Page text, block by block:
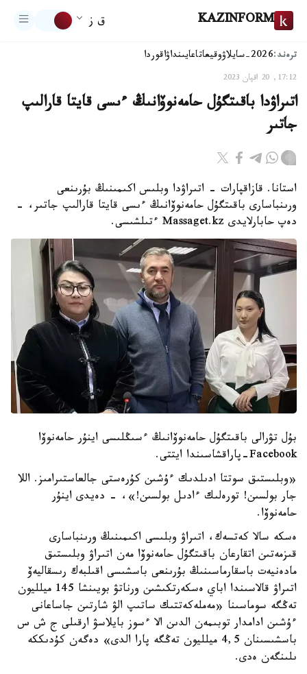
KAZINFORM ق ز
ترەند:2026-سايلاۋ وقيعاتاعايىنداۋاقوردا
17:12, 20 اقپان 2023
اتىراۋدا باقىتگۇل حامەنوۆانىڭ ءىسى قايتا قارالىپ
جاتىر
استانا. قازاقپارات - اتىراۋدا وبلىس اكىمىنىڭ بۇرىنعى
ورىنباسارى باقىتگۇل حامەنوۆانىڭ ءىسى قايتا قارالىپ جاتىر، -
دەپ حابارلايدى Massaget.kz ءتىلشىسى.
بۇل تۋرالى باقىتگۇل حامەنوۆانىڭ ءسىڭلىسى اينۇر حامەنوۆا
Facebook-پاراقشاسىندا ايتتى.
«وبلىستىق سوتتا ادىلدىك ءۇشىن كۇرەستى جالعاستىرامىز. اللا
جار بولسىن! تورەلىك ءادىل بولسىن!»، - دەيدى اينۇر
حامەنوۆا.
ەسكە سالا كەتسەك، اتىراۋ وبلىسى اكىمىنىڭ ورىنباسارى
قىزمەتىن اتقارعان باقىتگۇل حامەنوۆا مەن اتىراۋ وبلىستىق
مادەنيەت باسقارماسىنىڭ بۇرىنعى باسشىسى اقىلبەك رىسقاليەۆ
اتىراۋ قالاسىندا اباي ەسكەرتكىشىن ورناتۋ بويىنشا 145 ميلليون
تەڭگە سوماسىنا «مەملەكەتتىك ساتىپ الۋ شارتىن جاساعانى
ءۇشىن ادامدار توبىمەن الدىن الا ءسوز بايلاسۋ ارقىلى ج ش س
باسشىسىنان 4,5 ميلليون تەڭگە پارا الدى» دەگەن كۇدىككە
ىلىنگەن ەدى.